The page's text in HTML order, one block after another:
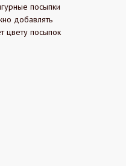
посыпки
добавлять
цвету посыпок